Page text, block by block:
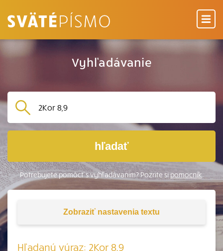
Vyhľadávanie
hľadať
Potrebujete pomôcť s vyhľadávaním? Pozrite sipomocník.
Zobraziť nastavenia textu
Hľadaný výraz: 2Kor 8,9